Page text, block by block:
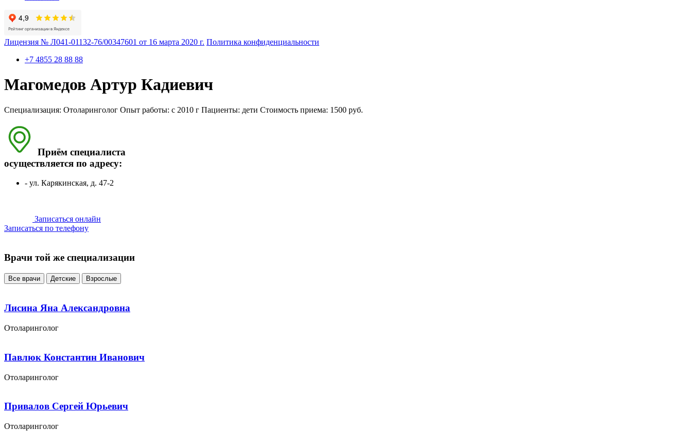
Лицензия № Л041-01132-76/00347601 от 16 марта 2020 г. Политика конфиденциальности
+7 4855 28 88 88
Магомедов Артур Кадиевич
Специализация: Отоларинголог Опыт работы: с 2010 г Пациенты: дети Стоимость приема: 1500 руб.
Приём специалиста
осуществляется по адресу:
- ул. Карякинская, д. 47-2
Записаться онлайн
Записаться по телефону
Врачи той же специализации
Все врачи Детские Взрослые
Лисина Яна Александровна
Отоларинголог
Павлюк Константин Иванович
Отоларинголог
Привалов Сергей Юрьевич
Отоларинголог